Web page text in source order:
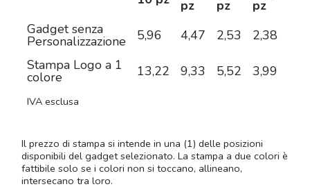
pz pz pz
Gadget senza
Personalizzazione 5,96 4,47 2,53 2,38
Stampa Logo a 1
colore 13,22 9,33 5,52 3,99
IVA esclusa
Il prezzo di stampa si intende in una (1) delle posizioni
disponibili del gadget selezionato. La stampa a due colori è
fattibile solo se i colori non si toccano, allineano,
intersecano tra loro.